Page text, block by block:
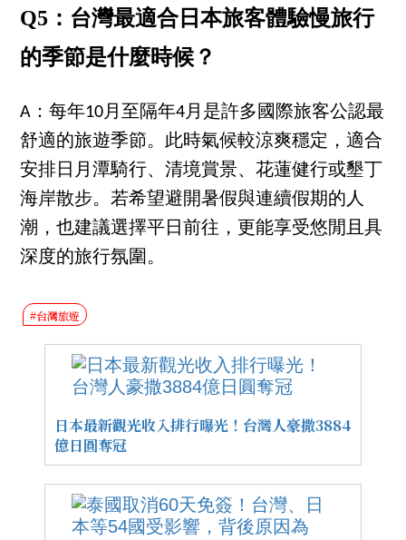
Q5：台灣最適合日本旅客體驗慢旅行
的季節是什麼時候？
A：每年10月至隔年4月是許多國際旅客公認最
舒適的旅遊季節。此時氣候較涼爽穩定，適合
安排日月潭騎行、清境賞景、花蓮健行或墾丁
海岸散步。若希望避開暑假與連續假期的人
潮，也建議選擇平日前往，更能享受悠閒且具
深度的旅行氛圍。
#台灣旅遊
日本最新觀光收入排行曝光！台灣人豪撒3884
億日圓奪冠